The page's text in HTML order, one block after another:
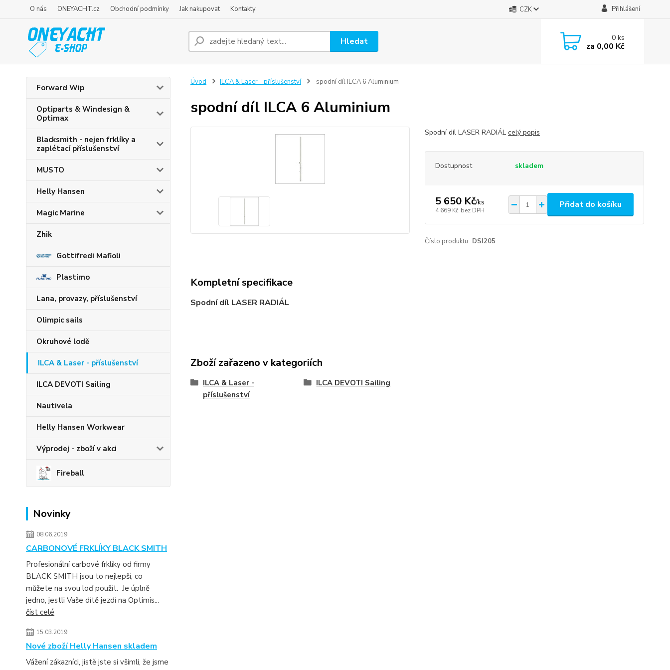
O nás ONEYACHT.cz Obchodní podmínky Jak nakupovat Kontakty CZK Přihlášení
Hledat 0ks
za 0,00 Kč
Forward Wip
Optiparts & Windesign &
Optimax
Blacksmith - nejen frklíky a
zaplétací příslušenství
MUSTO
Helly Hansen
Magic Marine
Zhik
Gottifredi Mafioli
Plastimo
Lana, provazy, příslušenství
Olimpic sails
Okruhové lodě
ILCA & Laser - příslušenství
ILCA DEVOTI Sailing
Nautivela
Helly Hansen Workwear
Výprodej - zboží v akci
Fireball
Novinky
08.06.2019
CARBONOVÉ FRKLÍKY BLACK SMITH
Profesionální carbové frklíky od firmy
BLACK SMITH jsou to nejlepší, co
můžete na svou loď použít. Je úplně
jedno, jestli Vaše dítě jezdí na Optimis...
číst celé
15.03.2019
Nové zboží Helly Hansen skladem
Vážení zákazníci, jistě jste si všimli, že jsme
Úvod ILCA & Laser - příslušenství spodní díl ILCA 6 Aluminium
spodní díl ILCA 6 Aluminium
Spodní díl LASER RADIÁL celý popis
Dostupnost skladem
5 650 Kč/ks
4 669 Kč bez DPH
Přidat do košíku
Číslo produktu: DSI205
Kompletní specifikace
Spodní díl LASER RADIÁL
Zboží zařazeno v kategoriích
ILCA & Laser -
příslušenství
ILCA DEVOTI Sailing